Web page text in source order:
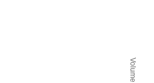
Volume